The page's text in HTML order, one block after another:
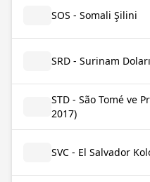
SOS - Somali Şilini
SRD - Surinam Doları
STD - São Tomé ve
2017)
SVC - El Salvador